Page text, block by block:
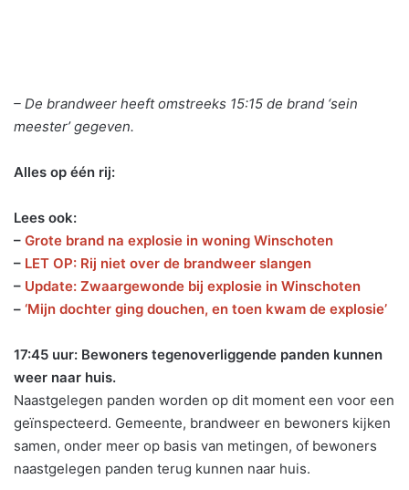
– De brandweer heeft omstreeks 15:15 de brand ‘sein
meester’ gegeven.
Alles op één rij:
Lees ook:
– Grote brand na explosie in woning Winschoten
– LET OP: Rij niet over de brandweer slangen
– Update: Zwaargewonde bij explosie in Winschoten
– ‘Mijn dochter ging douchen, en toen kwam de explosie’
17:45 uur: Bewoners tegenoverliggende panden kunnen
weer naar huis.
Naastgelegen panden worden op dit moment een voor een
geïnspecteerd. Gemeente, brandweer en bewoners kijken
samen, onder meer op basis van metingen, of bewoners
naastgelegen panden terug kunnen naar huis.